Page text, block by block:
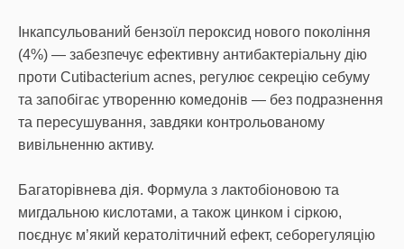
Інкапсульований бензоїл пероксид нового покоління
(4%) — забезпечує ефективну антибактеріальну дію
проти Cutibacterium acnes, регулює секрецію себуму
та запобігає утворенню комедонів — без подразнення
та пересушування, завдяки контрольованому
вивільненню активу.
Багаторівнева дія. Формула з лактобіоновою та
мигдальною кислотами, а також цинком і сіркою,
поєднує м’який кератолітичний ефект, себорегуляцію